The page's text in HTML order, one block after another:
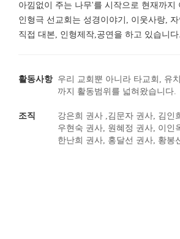
아낌없이 주는 나무'를 시작으로 현재까지
인형극 선교회는 성경이야기, 이웃사랑,
직접 대본, 인형제작,공연을 하고 있습니다.
활동사항
우리 교회뿐 아니라 타교회, 유
까지 활동범위를 넓혀왔습니다.
조직
강은희 권사 ,김문자 권사, 김인
우현숙 권사, 원혜정 권사, 이인
한난희 권사, 홍달선 권사, 황봉